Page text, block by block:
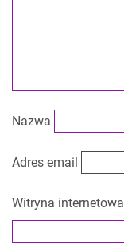
Nazwa
Adres email
Witryna internetowa